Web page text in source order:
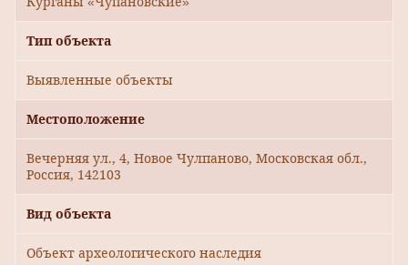
Тип объекта
Выявленные объекты
Местоположение
Вечерняя ул., 4, Новое Чулпаново, Московская обл.,
Россия, 142103
Вид объекта
Объект археологического наследия